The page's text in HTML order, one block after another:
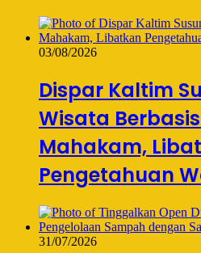
03/08/2026
Dispar Kaltim
Wisata
Mahakam,
Pengetahuan
31/07/2026